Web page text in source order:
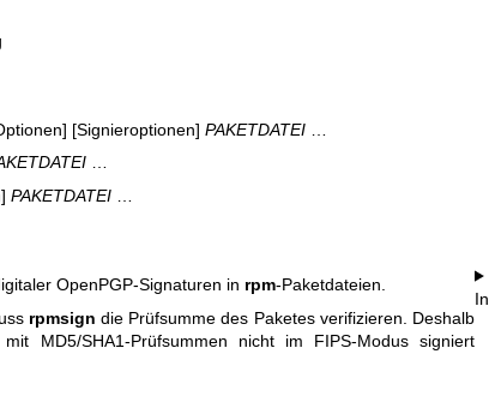
[Signieroptionen] PAKETDATEI…
…
PAKETDATEI…
OpenPGP-Signaturen in rpm-Paketdateien.
rpmsign die Prüfsumme des Paketes verifizieren. Deshalb
MD5/SHA1-Prüfsummen nicht im FIPS-Modus signiert